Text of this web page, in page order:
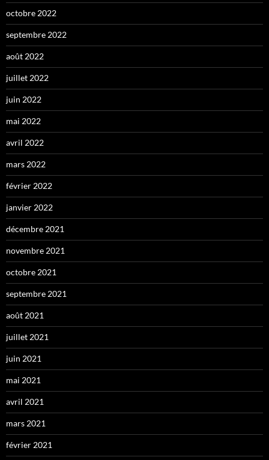
octobre 2022
septembre 2022
août 2022
juillet 2022
juin 2022
mai 2022
avril 2022
mars 2022
février 2022
janvier 2022
décembre 2021
novembre 2021
octobre 2021
septembre 2021
août 2021
juillet 2021
juin 2021
mai 2021
avril 2021
mars 2021
février 2021